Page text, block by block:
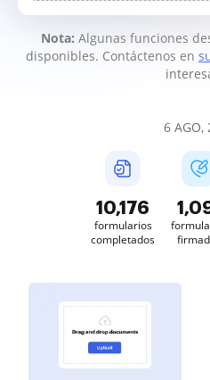
Nota: Algunas funciones
disponibles. Contáctenos en
6 AGO,
10,176
formularios
completados